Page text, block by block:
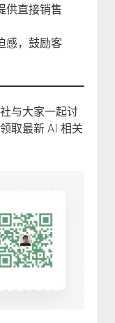
供直接销售
感，鼓励客
与大家一起讨
取最新 AI 相关